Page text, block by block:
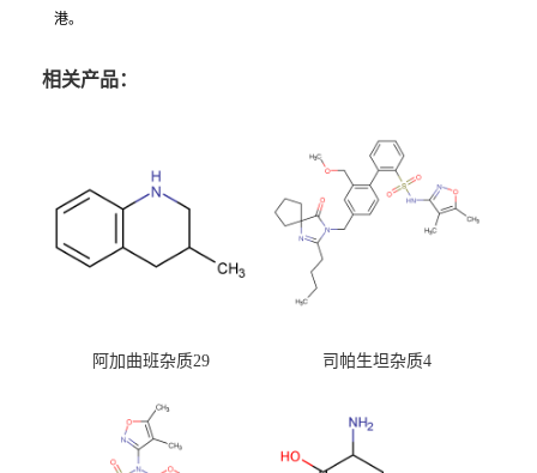
港。
相关产品：
阿加曲班杂质29 司帕生坦杂质4